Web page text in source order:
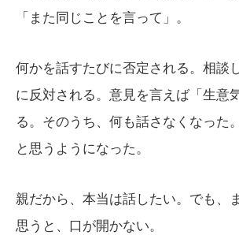
「また同じことを言って」。
何かを話すたびに否定される。相談
に反対される。意見を言えば「生意
る。そのうち、何も話さなくなった
と思うようになった。
親だから、本当は話したい。でも、
思うと、口が開かない。